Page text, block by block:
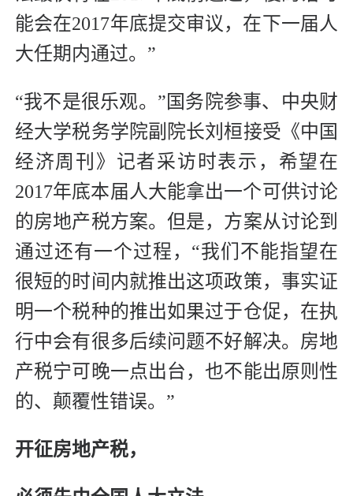
能会在2017年底提交审议，在下一届人
大任期内通过。”
“我不是很乐观。”国务院参事、中央财
经大学税务学院副院长刘桓接受《中国
经济周刊》记者采访时表示，希望在
2017年底本届人大能拿出一个可供讨论
的房地产税方案。但是，方案从讨论到
通过还有一个过程，“我们不能指望在
很短的时间内就推出这项政策，事实证
明一个税种的推出如果过于仓促，在执
行中会有很多后续问题不好解决。房地
产税宁可晚一点出台，也不能出原则性
的、颠覆性错误。”
开征房地产税，